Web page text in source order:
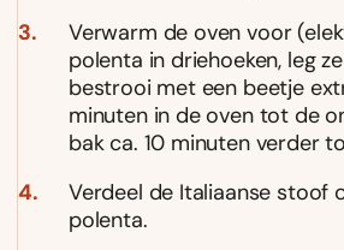
Verwarm de oven voor
polenta in driehoeken, leg
bestrooi met een beetje
minuten in de oven tot de
bak ca. 10 minuten verder
Verdeel de Italiaanse stoof
polenta.